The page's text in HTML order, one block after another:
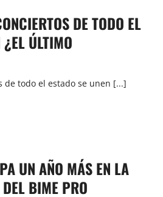
DE TODO EL
ÚLTIMO
de todo el estado se unen [...]
UN AÑO MÁS EN LA
BIME PRO